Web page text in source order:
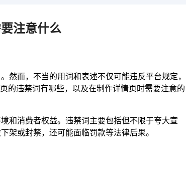
注意什么
然而，不当的用词和表述不仅可能违反平台规定，
的违禁词有哪些，以及在制作详情页时需要注意的
和消费者权益。违禁词主要包括但不限于夸大宣
架或封禁，还可能面临罚款等法律后果。